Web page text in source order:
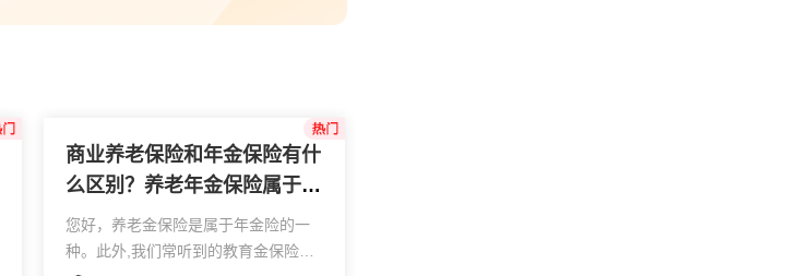
商业养老保险和年金保险有什
么区别？养老年金保险属于年
金保险吗？
您好，养老金保险是属于年金险的一
种。此外,我们常听到的教育金保险也